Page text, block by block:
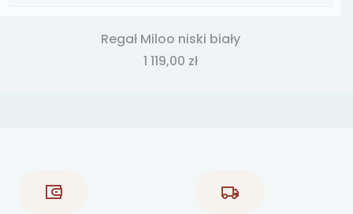
Regał Miloo niski biały
Cena
1 119,00 zł